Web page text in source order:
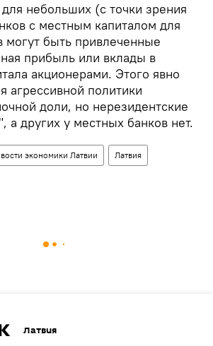
небольших (с точки зрения
с местным капиталом для
могут быть привлеченные
прибыль или вклады в
акционерами. Этого явно
агрессивной политики
доли, но нерезидентские
а других у местных банков нет.
экономики Латвии Латвия
Латвия